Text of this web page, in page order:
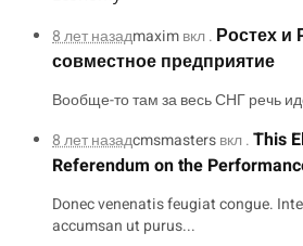
8 лет назадmaximвкл . Ростех и
совместное предприятие
Вообще-то там за весь СНГ речь
8 лет назадcmsmastersвкл .This
Referendum on the
Donec venenatis feugiat congue.
accumsan ut purus...